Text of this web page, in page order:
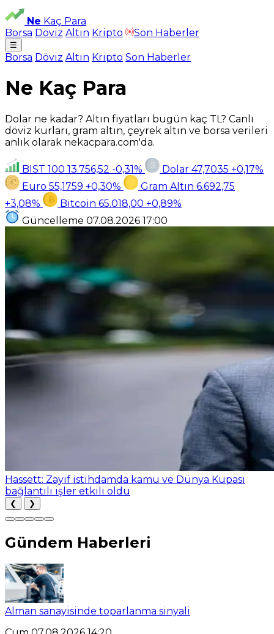
Ne Kaç Para
Borsa Döviz Altın Kripto Son Haberler
☰
Borsa Döviz Altın Kripto Son Haberler
Ne Kaç Para
Dolar ne kadar? Altın fiyatları bugün kaç TL? Canlı
döviz kurları, gram altın, çeyrek altın ve borsa verileri
anlık olarak nekacpara.com'da.
BIST 100 13.756,52 -0,31% Dolar 47,7035 +0,17%
Euro 55,1759 +0,30% Gram Altın 6.692,75
+3,08%
Bitcoin 65.018,00 +0,89%
Güncelleme 07.08.2026 17:00
Hassett: Zayıf istihdamda kamu ve Dünya Kupası
bağlantılı işler etkili oldu
❮ ❯
Gündem Haberleri
Alman sanayisinde toparlanma sinyali